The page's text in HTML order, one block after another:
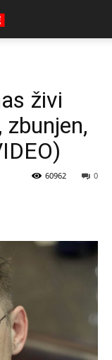
živi
zbunjen,
0
60962